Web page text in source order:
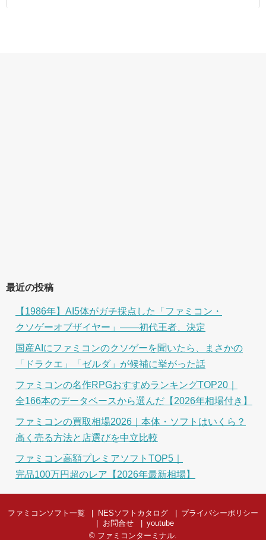
最近の投稿
【1986年】AI5体がガチ採点した「ファミコン・
クソゲーオブザイヤー」――初代王者、決定
国産AIにファミコンのクソゲーを聞いたら、まさかの
「ドラクエ」「ゼルダ」が候補に挙がった話
ファミコンの名作RPGおすすめランキングTOP20｜
全166本のデータベースから選んだ【2026年相場付き】
ファミコンの買取相場2026｜本体・ソフトはいくら？
高く売る方法と店選びを中立比較
ファミコン高額プレミアソフトTOP5｜
完品100万円超のレア【2026年最新相場】
ファミコンソフト一覧 NESソフトカタログ
プライバシーポリシー
お問合せ
youtube
© ファミコンターミナル